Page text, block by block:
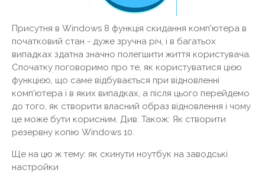
Присутня в Windows 8 функція скидання комп'ютера в
початковий стан - дуже зручна річ, і в багатьох
випадках здатна значно полегшити життя користувача.
Спочатку поговоримо про те, як користуватися цією
функцією, що саме відбувається при відновленні
комп'ютера і в яких випадках, а після цього перейдемо
до того, як створити власний образ відновлення і чому
це може бути корисним. Див. Також: Як створити
резервну копію Windows 10.
Ще на цю ж тему: як скинути ноутбук на заводські
настройки